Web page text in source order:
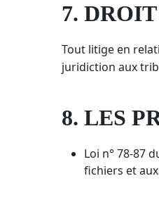
7.
Tout litige en
juridiction aux
8. LES
Loi n° 78-87
fichiers et